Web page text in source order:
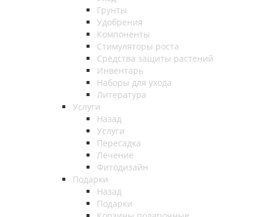
Грунты
Удобрения
Компоненты
Стимуляторы роста
Средства защиты растений
Инвентарь
Наборы для ухода
Литература
Услуги
Назад
Услуги
Пересадка
Лечение
Фитодизайн
Подарки
Назад
Подарки